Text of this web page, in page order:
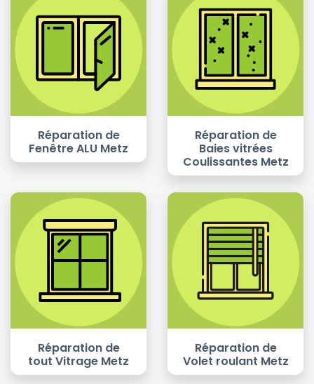
Réparation de
Fenêtre ALU Metz
Réparation de
Baies vitrées
Coulissantes Metz
Réparation de
tout Vitrage Metz
Réparation de
Volet roulant Metz